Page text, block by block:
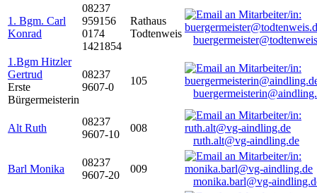
1. Bgm. Carl
Konrad
08237
959156
0174
1421854
Rathaus
Todtenweis
1.Bgm Hitzler
Gertrud
Erste
Bürgermeisterin
08237
9607-0
105
Alt Ruth
08237
9607-10
008
ruth.alt@vg-aindling.de
Barl Monika
08237
9607-20
009
monika.barl@vg-